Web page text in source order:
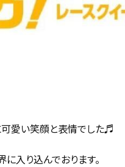
可愛い笑顔と表情でした♬
入り込んでおります。